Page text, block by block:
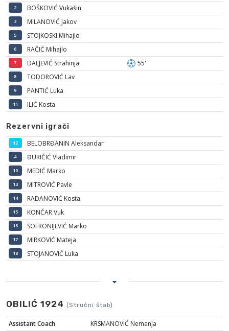
2 BOŠKOVIĆ Vukašin
3 MILANOVIĆ Jakov
5 STOJKOSKI Mihajlo
6 RAČIĆ Mihajlo
7 DALJEVIĆ Strahinja 55'
8 TODOROVIĆ Lav
9 PANTIĆ Luka
11 ILIĆ Kosta
Rezervni igrači
12 BELOBRĐANIN Aleksandar
4 ĐURIČIĆ Vladimir
10 MEDIĆ Marko
13 MITROVIĆ Pavle
14 RADANOVIĆ Kosta
15 KONČAR Vuk
16 SOFRONIJEVIĆ Marko
17 MIRKOVIĆ Mateja
18 STOJANOVIĆ Luka
OBILIĆ 1924 (Stručni štab)
Assistant Coach KRSMANOVIĆ NemanJa